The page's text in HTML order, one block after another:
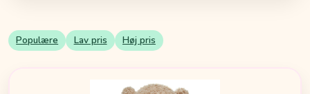
Populære Lav pris Høj pris